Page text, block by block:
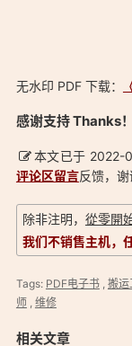
无水印 PDF 下载：
「《新编电子变压
感谢支持 Thanks！
本文已于 2022-
评论区留言反馈，谢
除非注明， 從零開
Tags: PDF电子书, 搬运
师, 维修
相关文章